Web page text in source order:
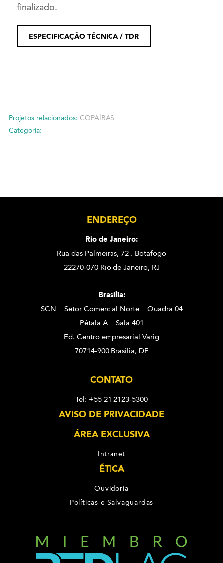
finalizado.
ESPECIFICAÇÃO TÉCNICA / TDR
Projetos relacionados: COPAÍBAS
Categoria:
ENDEREÇO
Rio de Janeiro:
Rua das Palmeiras, 72 . Botafogo
22270-070 Rio de Janeiro, RJ
Brasília:
SCN – Setor Comercial Norte – Quadra 04
Pétala A – Sala 401
Ed. Centro empresarial Varig
70714-900 Brasília, DF
CONTATO
Tel: +55 21 2123-5300
AVISO DE PRIVACIDADE
ÁREA EXCLUSIVA
Intranet
ÉTICA
Ouvidoria
Políticas e Salvaguardas